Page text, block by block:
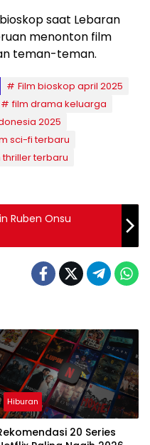
saat Lebaran
menonton film
teman-teman.
Film bioskop april 2025
film drama keluarga
2025
sci-fi terbaru
thriller terbaru
Ruben Onsu
Hiburan
20 Series